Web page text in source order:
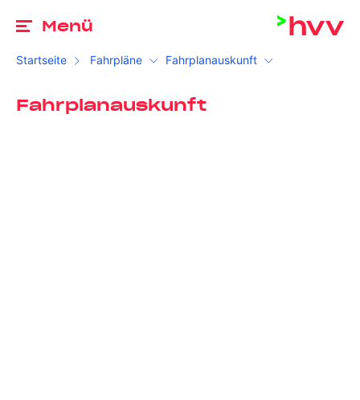
Menü
Startseite Fahrpläne Fahrplanauskunft
Fahrplanauskunft